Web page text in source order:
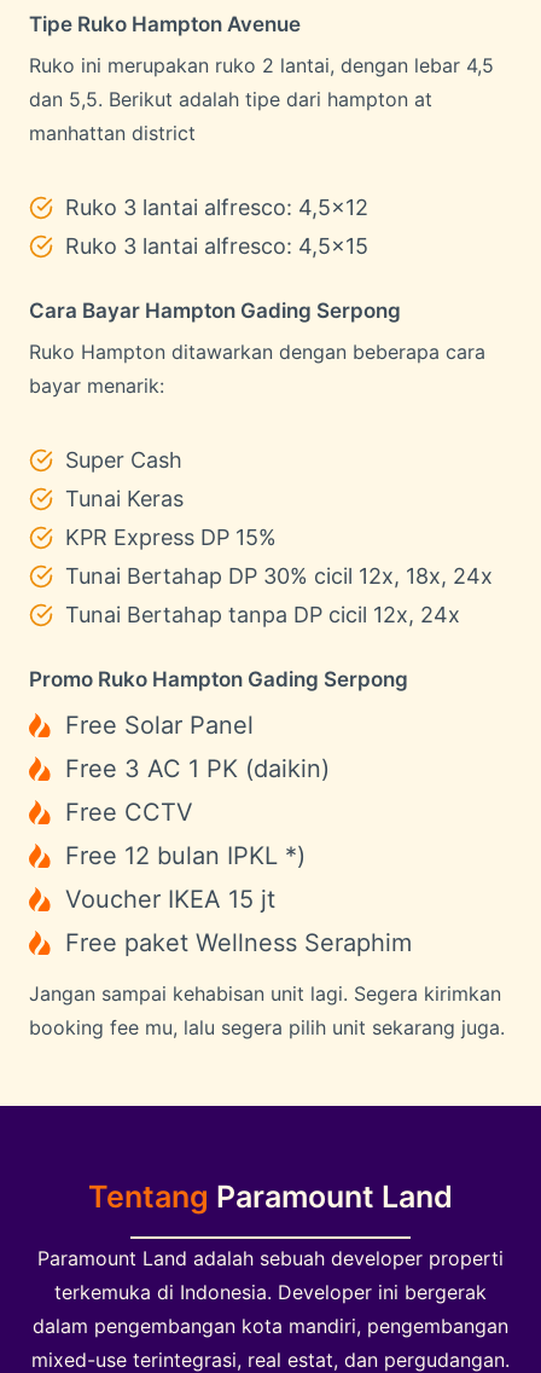
Tipe Ruko Hampton Avenue
Ruko ini merupakan ruko 2 lantai, dengan lebar 4,5
dan 5,5. Berikut adalah tipe dari hampton at
manhattan district
Ruko 3 lantai alfresco: 4,5×12
Ruko 3 lantai alfresco: 4,5×15
Cara Bayar Hampton Gading Serpong
Ruko Hampton ditawarkan dengan beberapa cara
bayar menarik:
Super Cash
Tunai Keras
KPR Express DP 15%
Tunai Bertahap DP 30% cicil 12x, 18x, 24x
Tunai Bertahap tanpa DP cicil 12x, 24x
Promo Ruko Hampton Gading Serpong
Free Solar Panel
Free 3 AC 1 PK (daikin)
Free CCTV
Free 12 bulan IPKL *)
Voucher IKEA 15 jt
Free paket Wellness Seraphim
Jangan sampai kehabisan unit lagi. Segera kirimkan
booking fee mu, lalu segera pilih unit sekarang juga.
Tentang Paramount Land
Paramount Land adalah sebuah developer properti
terkemuka di Indonesia. Developer ini bergerak
dalam pengembangan kota mandiri, pengembangan
mixed-use terintegrasi, real estat, dan pergudangan.